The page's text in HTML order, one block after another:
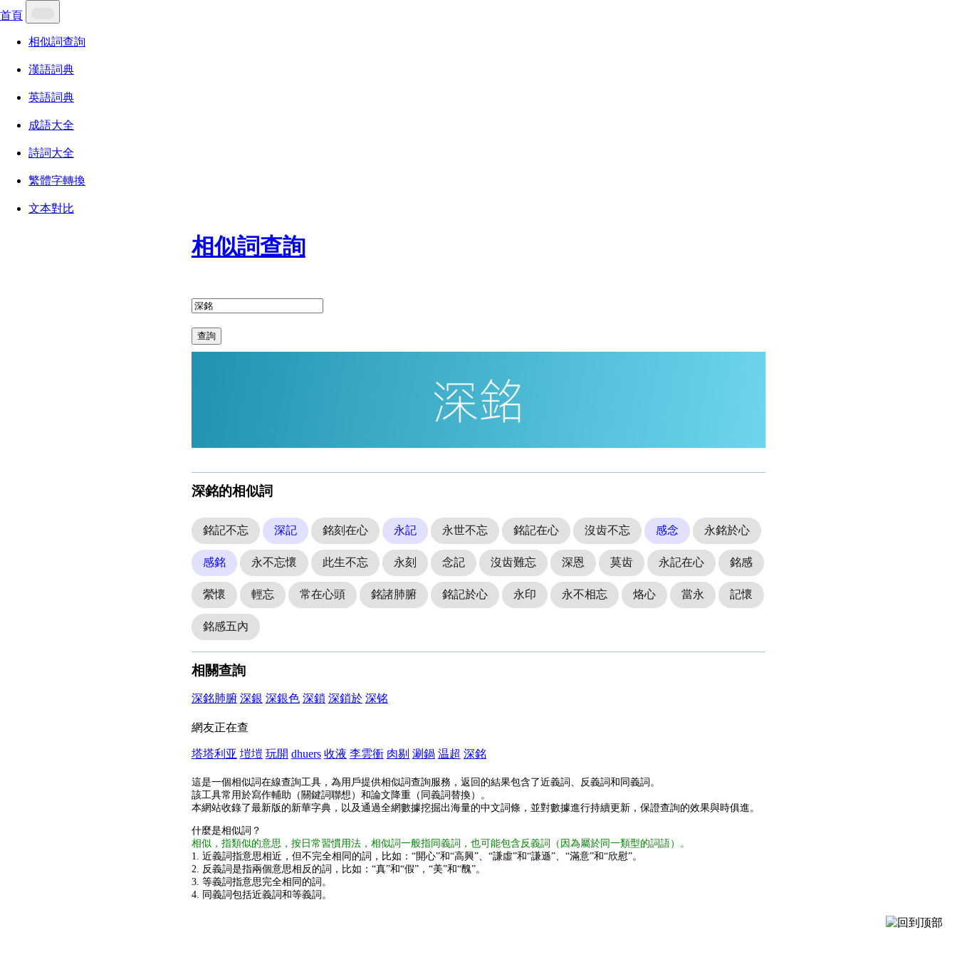
首頁
相似詞查詢
漢語詞典
英語詞典
成語大全
詩詞大全
繁體字轉換
文本對比
相似詞查詢
查詢
深銘的相似詞
銘記不忘 深記 銘刻在心 永記 永世不忘 銘記在心 沒齿不忘 感念 永銘於心
感銘 永不忘懷 此生不忘 永刻 念記 沒齿難忘 深恩 莫齿 永記在心 銘感
縈懷 輕忘 常在心頭 銘諸肺腑 銘記於心 永印 永不相忘 烙心 當永 記懷
銘感五內
相關查詢
深銘肺腑 深銀 深銀色 深鎖 深鎖於 深铭
網友正在查
塔塔利亚 塏塏 玩開 dhuers 收液 李雲衝 肉剔 涮鍋 温超 深銘
這是一個相似詞在線查詢工具，為用戶提供相似詞查詢服務，返回的結果包含了近義詞、反義詞和同義詞。
該工具常用於寫作輔助（關鍵詞聯想）和論文降重（同義詞替換）。
本網站收錄了最新版的新華字典，以及通過全網數據挖掘出海量的中文詞條，並對數據進行持續更新，保證查詢的效果與時俱進。
什麼是相似詞？
相似，指類似的意思，按日常習慣用法，相似詞一般指同義詞，也可能包含反義詞（因為屬於同一類型的詞語）。
1. 近義詞指意思相近，但不完全相同的詞，比如：“開心”和“高興”、“謙虛”和“謙遜”、“滿意”和“欣慰”。
2. 反義詞是指兩個意思相反的詞，比如：“真”和“假”，“美”和“醜”。
3. 等義詞指意思完全相同的詞。
4. 同義詞包括近義詞和等義詞。